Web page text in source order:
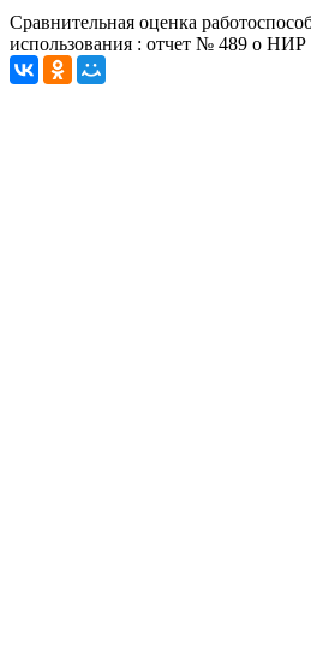
Сравнительная оценка
использования : отчет № 489 о